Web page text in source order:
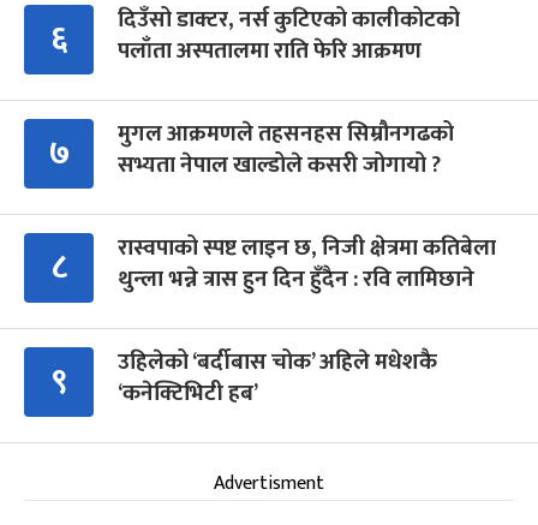
६
दिउँसो डाक्टर, नर्स कुटिएको कालीकोटको
पलाँता अस्पतालमा राति फेरि आक्रमण
७
मुगल आक्रमणले तहसनहस सिम्रौनगढको
सभ्यता नेपाल खाल्डोले कसरी जोगायो ?
८
रास्वपाको स्पष्ट लाइन छ, निजी क्षेत्रमा कतिबेला
थुन्ला भन्ने त्रास हुन दिन हुँदैन : रवि लामिछाने
९
उहिलेको ‘बर्दीबास चोक’ अहिले मधेशकै
‘कनेक्टिभिटी हब’
Advertisment